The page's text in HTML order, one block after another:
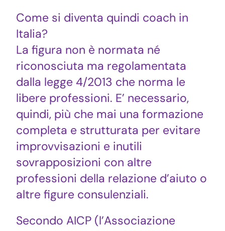
Come si diventa quindi coach in
Italia?
La figura non è normata né
riconosciuta ma regolamentata
dalla legge 4/2013 che norma le
libere professioni. E’ necessario,
quindi, più che mai una formazione
completa e strutturata per evitare
improvvisazioni e inutili
sovrapposizioni con altre
professioni della relazione d’aiuto o
altre figure consulenziali.
Secondo AICP (l’Associazione